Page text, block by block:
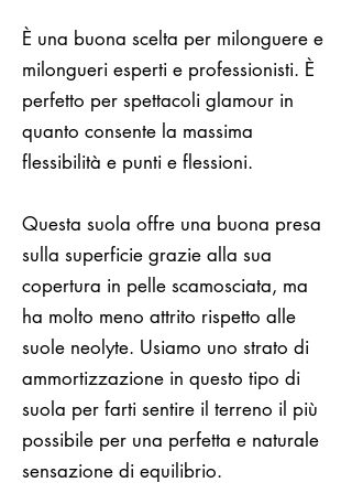
È una buona scelta per milonguere e
milongueri esperti e professionisti. È
perfetto per spettacoli glamour in
quanto consente la massima
flessibilità e punti e flessioni.
Questa suola offre una buona presa
sulla superficie grazie alla sua
copertura in pelle scamosciata, ma
ha molto meno attrito rispetto alle
suole neolyte. Usiamo uno strato di
ammortizzazione in questo tipo di
suola per farti sentire il terreno il più
possibile per una perfetta e naturale
sensazione di equilibrio.